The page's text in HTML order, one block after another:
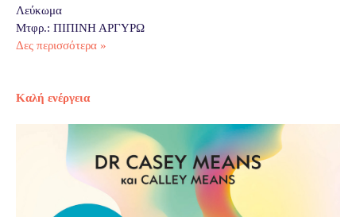
Λεύκωμα
Μτφρ.: ΠΙΠΙΝΗ ΑΡΓΥΡΩ
Δες περισσότερα »
Καλή ενέργεια